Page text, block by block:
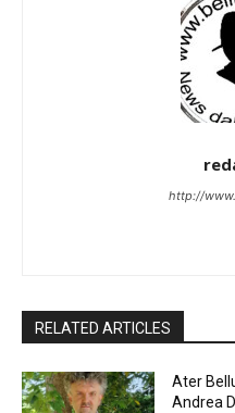
http://
RELATED ARTICLES
Ater
Andrea